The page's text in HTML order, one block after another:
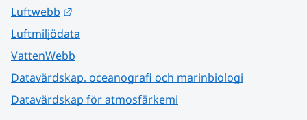
Luftwebb
Luftmiljödata
VattenWebb
Datavärdskap, oceanografi och marinbiologi
Datavärdskap för atmosfärkemi